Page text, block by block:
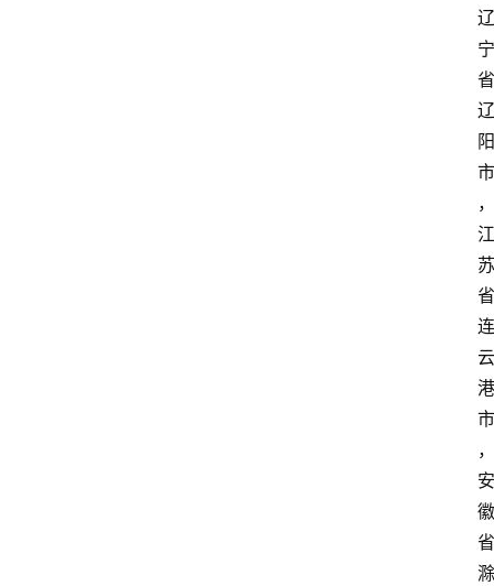
辽
宁
省
辽
阳
市
，
江
苏
省
连
云
港
市
，
安
徽
省
滁